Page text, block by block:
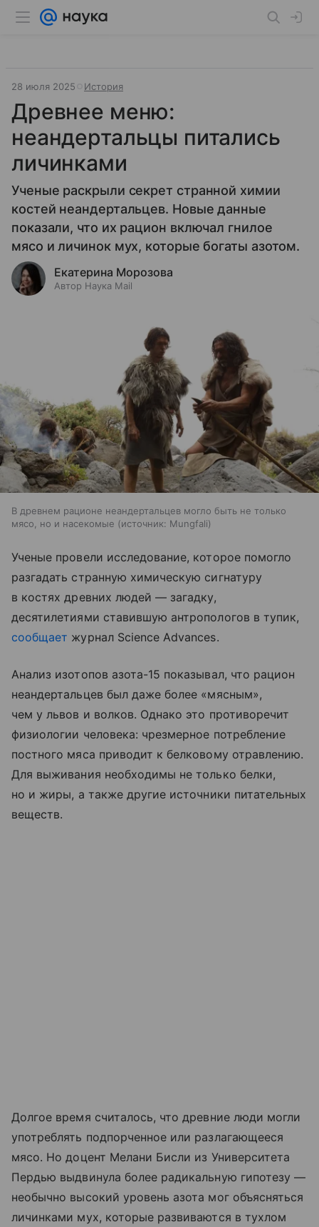
28 июля 2025 История
Древнее меню:
неандертальцы питались
личинками
Ученые раскрыли секрет странной химии
костей неандертальцев. Новые данные
показали, что их рацион включал гнилое
мясо и личинок мух, которые богаты азотом.
Екатерина Морозова
Автор Наука Mail
В древнем рационе неандертальцев могло быть не только
мясо, но и насекомые
источник: Mungfali
Ученые провели исследование, которое помогло
разгадать странную химическую сигнатуру
в костях древних людей — загадку,
десятилетиями ставившую антропологов в тупик,
сообщает журнал Science Advances.
Анализ изотопов азота-15 показывал, что рацион
неандертальцев был даже более «мясным»,
чем у львов и волков. Однако это противоречит
физиологии человека: чрезмерное потребление
постного мяса приводит к белковому отравлению.
Для выживания необходимы не только белки,
но и жиры, а также другие источники питательных
веществ.
Долгое время считалось, что древние люди могли
употреблять подпорченное или разлагающееся
мясо. Но доцент Мелани Бисли из Университета
Пердью выдвинула более радикальную гипотезу —
необычно высокий уровень азота мог объясняться
личинками мух, которые развиваются в тухлом